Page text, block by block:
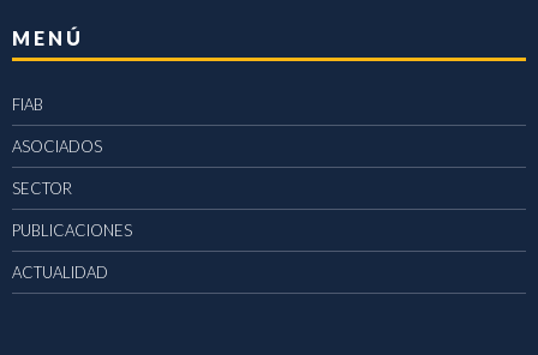
MENÚ
FIAB
ASOCIADOS
SECTOR
PUBLICACIONES
ACTUALIDAD